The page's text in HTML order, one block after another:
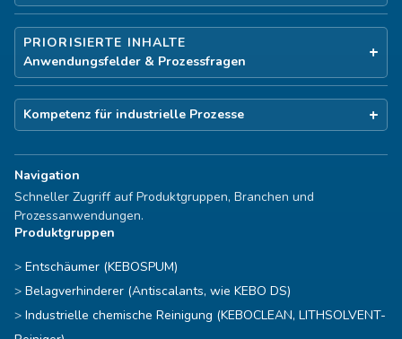
PRIORISIERTE INHALTE
Anwendungsfelder & Prozessfragen
Kompetenz für industrielle Prozesse
Navigation
Schneller Zugriff auf Produktgruppen, Branchen und
Prozessanwendungen.
Produktgruppen
Entschäumer (KEBOSPUM)
Belagverhinderer (Antiscalants, wie KEBO DS)
Industrielle chemische Reinigung (KEBOCLEAN, LITHSOLVENT-